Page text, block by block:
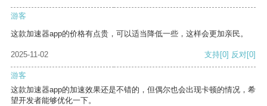
游客
这款加速器app的价格有点贵，可以适当降低一些，这样会更加亲民。
2025-11-02 支持[0] 反对[0]
游客
这款加速器app的加速效果还是不错的，但偶尔也会出现卡顿的情况，希
望开发者能够优化一下。